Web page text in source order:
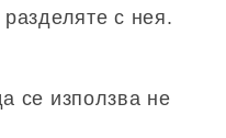
с нея.
се използва не